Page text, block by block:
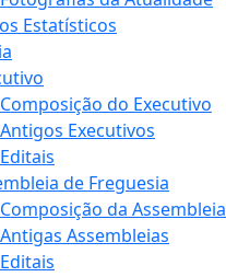
Estatísticos
Composição do Executivo
Antigos Executivos
Editais
de Freguesia
Composição da Assembleia
Antigas Assembleias
Editais